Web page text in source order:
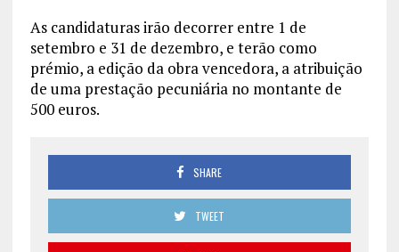
As candidaturas irão decorrer entre 1 de
setembro e 31 de dezembro, e terão como
prémio, a edição da obra vencedora, a atribuição
de uma prestação pecuniária no montante de
500 euros.
SHARE
TWEET